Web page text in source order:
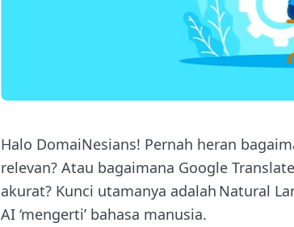
Halo DomaiNesians! Pernah heran
relevan? Atau bagaimana Google
akurat? Kunci utamanya adalah Natural
AI ‘mengerti’ bahasa manusia.